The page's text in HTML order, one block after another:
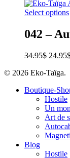
Select options
042 –
34.95$ 24.95
© 2026 Eko-Taïga.
Boutique-
Hostile
Un
Art de
Blog
Hostile